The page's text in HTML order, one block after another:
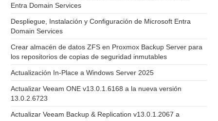
Entra Domain Services
Despliegue, Instalación y Configuración de Microsoft Entra
Domain Services
Crear almacén de datos ZFS en Proxmox Backup Server para
los repositorios de copias de seguridad inmutables
Actualización In-Place a Windows Server 2025
Actualizar Veeam ONE v13.0.1.6168 a la nueva versión
13.0.2.6723
Actualizar Veeam Backup & Replication v13.0.1.2067 a